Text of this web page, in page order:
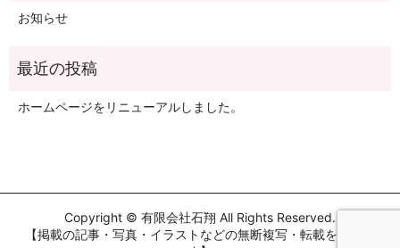
お知らせ
ホームページをリニューアルしました。
Copyright © 有限会社石翔 All Rights Reserved.
【掲載の記事・写真・イラストなどの無断複写・転載を禁じま